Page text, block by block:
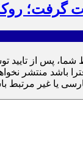
از محورهای
پس از تایید
باشد منتشر
یا غیر مرتبط